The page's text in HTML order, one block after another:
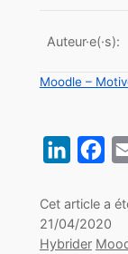
Auteur·e(·s):
Moodle –
LinkedIn
Cet article a
21/04/2020
Hybrider